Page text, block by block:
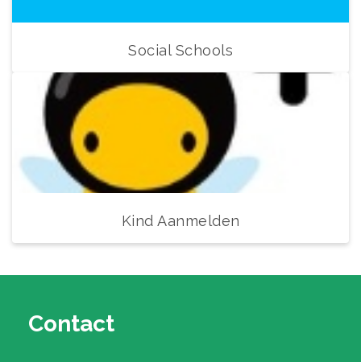
Social Schools
Kind Aanmelden
Contact